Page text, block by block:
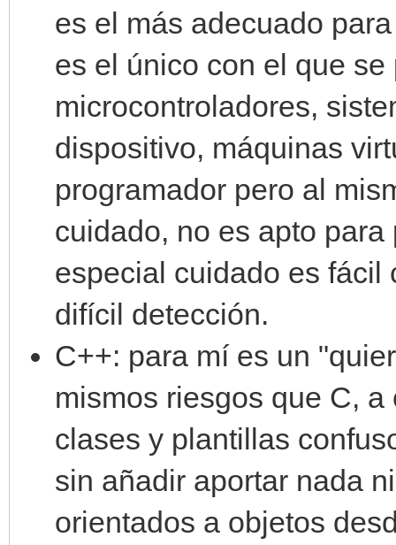
es el más adecuado
es el único con el que
microcontroladores,
dispositivo, máquinas
programador pero al
cuidado, no es apto
especial cuidado es fácil
difícil detección.
C++: para mí es un
mismos riesgos que C,
clases y plantillas
sin añadir aportar nada
orientados a objetos